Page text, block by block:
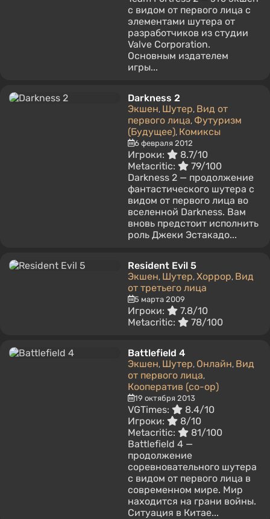
с видом от первого лица с
элементами шутера от
разработчиков из студии
Valve Corporation.
Основным издателем
игры...
Darkness 2
Экшен, Шутер, Вид от
первого лица, Футуризм
(Будущее), Комиксы
6 февраля 2012
Игроки:
8.7/10
Metacritic:
79/100
Darkness 2 — продолжение
фантастического шутера с
видом от первого лица во
вселенной Darkness. Вам
вновь предстоит исполнить
роль Джеки Эстакадо...
Resident Evil 5
Экшен, Шутер, Хоррор, Вид
от третьего лица
5 марта 2009
Игроки:
7.8/10
Metacritic:
78/100
Battlefield 4
Экшен, Шутер, Онлайн, Вид
от первого лица,
Кооператив (co-op)
19 октября 2013
VGTimes:
8.4/10
Игроки:
8/10
Metacritic:
81/100
Battlefield 4 —
продолжение
соревновательного шутера
с видом от первого лица в
современном мире. Мир
находится на грани войны.
Ситуация в Китае...